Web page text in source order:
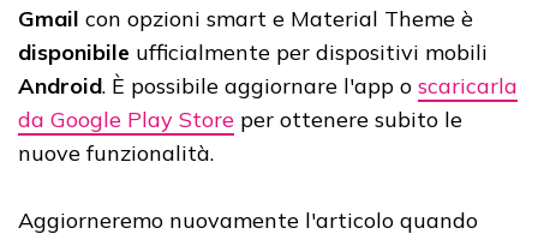
Gmail con opzioni smart e Material Theme è
disponibile ufficialmente per dispositivi mobili
Android. È possibile aggiornare l'app o scaricarla
da Google Play Store per ottenere subito le
nuove funzionalità.
Aggiorneremo nuovamente l'articolo quando